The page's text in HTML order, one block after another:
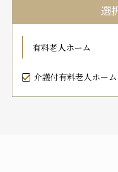
プレザンメゾン
有料老人ホームとは
認知症対応型グル
認知症のおはなし
たのしい家
小規模多機能型居宅
お問い合わせフ
選
有料老人ホーム
介護付有料老人ホー